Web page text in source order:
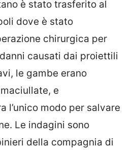
è stato trasferito al
dove è stato
chirurgica per
causati dai proiettili
le gambe erano
e
l’unico modo per salvare
Le indagini sono
della compagnia di